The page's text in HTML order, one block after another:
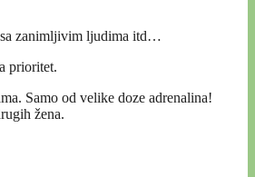
sa zanimljivim ljudima itd…
prioritet.
Samo od velike doze adrenalina!
žena.